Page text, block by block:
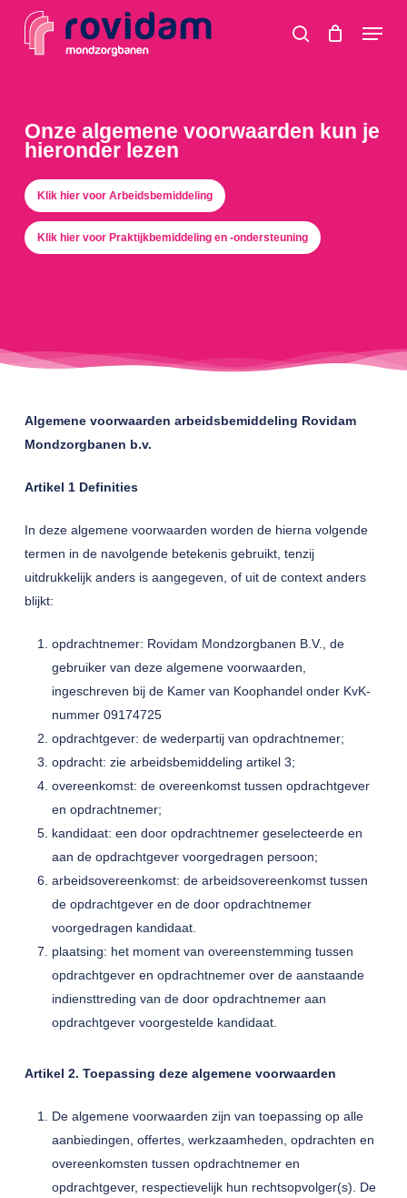
search
Menu
Onze algemene voorwaarden kun je
hieronder lezen
Klik hier voor Arbeidsbemiddeling
Klik hier voor Praktijkbemiddeling en -ondersteuning
Algemene voorwaarden arbeidsbemiddeling Rovidam
Mondzorgbanen b.v.
Artikel 1 Definities
In deze algemene voorwaarden worden de hierna volgende
termen in de navolgende betekenis gebruikt, tenzij
uitdrukkelijk anders is aangegeven, of uit de context anders
blijkt:
opdrachtnemer: Rovidam Mondzorgbanen B.V., de
gebruiker van deze algemene voorwaarden,
ingeschreven bij de Kamer van Koophandel onder KvK-
nummer 09174725
opdrachtgever: de wederpartij van opdrachtnemer;
opdracht: zie arbeidsbemiddeling artikel 3;
overeenkomst: de overeenkomst tussen opdrachtgever
en opdrachtnemer;
kandidaat: een door opdrachtnemer geselecteerde en
aan de opdrachtgever voorgedragen persoon;
arbeidsovereenkomst: de arbeidsovereenkomst tussen
de opdrachtgever en de door opdrachtnemer
voorgedragen kandidaat.
plaatsing: het moment van overeenstemming tussen
opdrachtgever en opdrachtnemer over de aanstaande
indiensttreding van de door opdrachtnemer aan
opdrachtgever voorgestelde kandidaat.
Artikel 2. Toepassing deze algemene voorwaarden
De algemene voorwaarden zijn van toepassing op alle
aanbiedingen, offertes, werkzaamheden, opdrachten en
overeenkomsten tussen opdrachtnemer en
opdrachtgever, respectievelijk hun rechtsopvolger(s). De